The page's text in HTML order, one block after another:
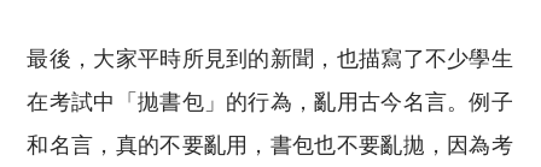
最後，大家平時所見到的新聞，也描寫了不少學生
在考試中「拋書包」的行為，亂用古今名言。例子
和名言，真的不要亂用，書包也不要亂拋，因為考